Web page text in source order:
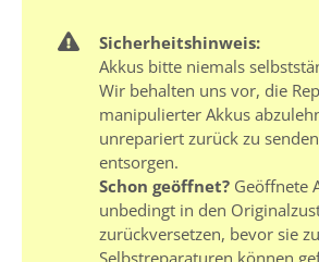
Sicherheitshinweis:
Akkus bitte niemals
Wir behalten uns vor, die
manipulierter Akkus
unrepariert zurück zu
entsorgen.
Schon geöffnet? Geöffnete
unbedingt in den
zurückversetzen, bevor sie